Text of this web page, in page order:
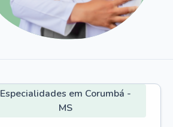
Especialidades em Corumbá -
MS